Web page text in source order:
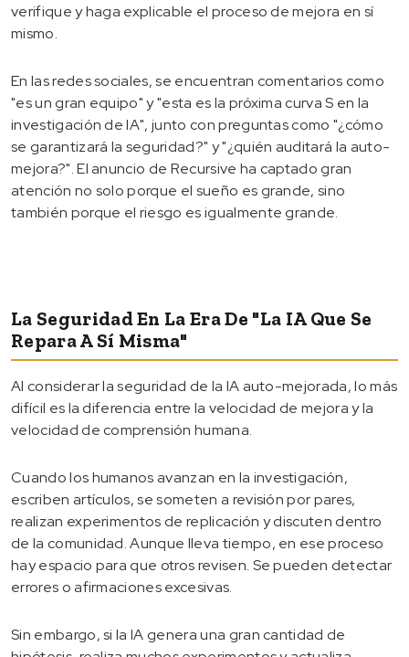
verifique y haga explicable el proceso de mejora en sí
mismo.
En las redes sociales, se encuentran comentarios como
"es un gran equipo" y "esta es la próxima curva S en la
investigación de IA", junto con preguntas como "¿cómo
se garantizará la seguridad?" y "¿quién auditará la auto-
mejora?". El anuncio de Recursive ha captado gran
atención no solo porque el sueño es grande, sino
también porque el riesgo es igualmente grande.
La Seguridad En La Era De "la IA Que Se
Repara A Sí Misma"
Al considerar la seguridad de la IA auto-mejorada, lo más
difícil es la diferencia entre la velocidad de mejora y la
velocidad de comprensión humana.
Cuando los humanos avanzan en la investigación,
escriben artículos, se someten a revisión por pares,
realizan experimentos de replicación y discuten dentro
de la comunidad. Aunque lleva tiempo, en ese proceso
hay espacio para que otros revisen. Se pueden detectar
errores o afirmaciones excesivas.
Sin embargo, si la IA genera una gran cantidad de